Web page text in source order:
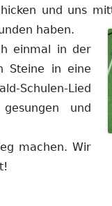
und uns
haben.
einmal in der
Steine in eine
Schulen-Lied
und
machen. Wir